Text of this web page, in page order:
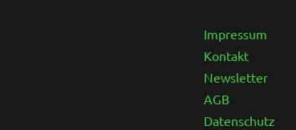
Impressum
Kontakt
Newsletter
AGB
Datenschutz